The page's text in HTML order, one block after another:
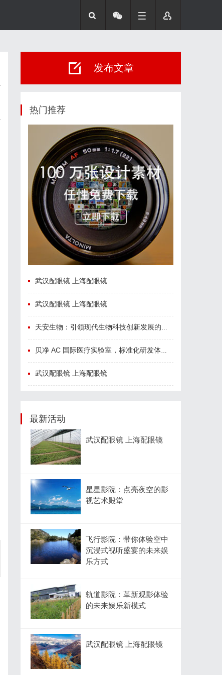
发布文章
热门推荐
武汉配眼镜 上海配眼镜
武汉配眼镜 上海配眼镜
天安生物：引领现代生物科技创新发展的先锋企业
贝净 AC 国际医疗实验室，标准化研发体系全解析
武汉配眼镜 上海配眼镜
最新活动
武汉配眼镜 上海配眼镜
星星影院：点亮夜空的影
视艺术殿堂
飞行影院：带你体验空中
沉浸式视听盛宴的未来娱
乐方式
轨道影院：革新观影体验
的未来娱乐新模式
武汉配眼镜 上海配眼镜